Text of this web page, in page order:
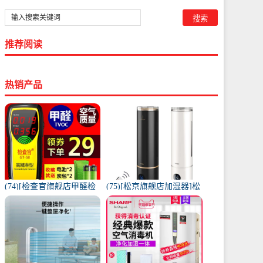
推荐阅读
热销产品
(74)[检查官旗舰店甲醛检
测仪]检查官甲醛检测仪家
用试纸月销量9997件仅售
(75)[松京旗舰店加湿器]松
京HU61智能落地式加月销
量995件仅售139.9元